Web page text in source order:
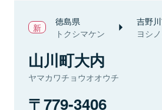
徳島県
トクシマケン
吉野
ヨシ
山川町大内
ヤマカワチョウオオウチ
779-3406